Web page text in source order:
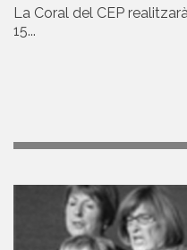
La Coral del CEP
15...